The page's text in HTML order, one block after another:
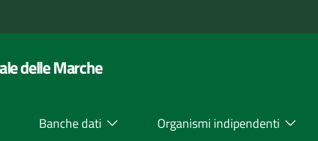
delle Marche
Banche dati Organismi indipendenti